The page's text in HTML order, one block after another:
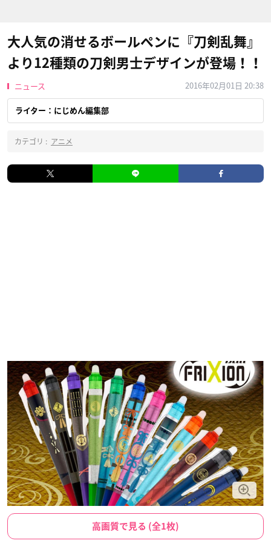
大人気の消せるボールペンに『刀剣乱舞』
より12種類の刀剣男士デザインが登場！！
ニュース 2016年02月01日 20:38
ライター：にじめん編集部
カテゴリ : アニメ
高画質で見る (全1枚)